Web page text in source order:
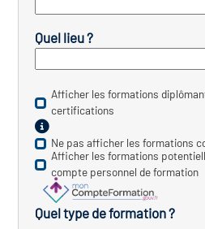
des secteurs(en
Quel lieu ?
Afficher les formations
certifications
Ne pas afficher les formations
Afficher les formations
compte personnel de formation
Quel type de formation ?